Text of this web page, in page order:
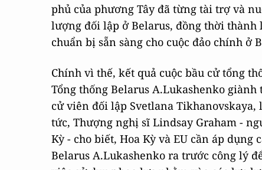
phủ của phương Tây đã từng tài trợ và
lượng đối lập ở Belarus, đồng thời
chuẩn bị sẵn sàng cho cuộc đảo chính ở
Chính vì thế, kết quả cuộc bầu cử tổng
Tổng thống Belarus A.Lukashenko
cử viên đối lập Svetlana Tikhanovskaya,
tức, Thượng nghị sĩ Lindsay Graham -
Kỳ - cho biết, Hoa Kỳ và EU cần áp
Belarus A.Lukashenko ra trước công lý